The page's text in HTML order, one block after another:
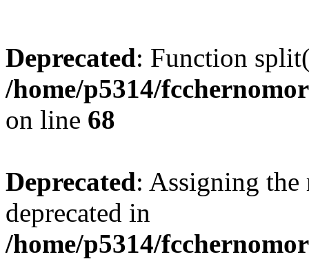
Deprecated: Function
/home/p5314/
on line 68
Deprecated: Assigning the
deprecated in
/home/p5314/